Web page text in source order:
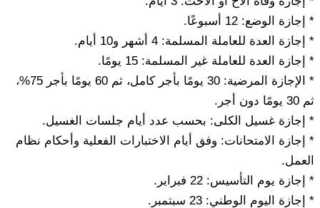
* إجازة الوضع: 12 أسبوعًا.
* إجازة العدة للعاملة المسلمة: 4 أشهر و10 أيام.
* إجازة العدة للعاملة غير المسلمة: 15 يومًا.
* الإجازة المرضية: 30 يومًا بأجر كامل، ثم 60 يومًا بأجر 75%،
ثم 30 يومًا دون أجر.
* إجازة غسيل الكلى: بحسب عدد أيام جلسات الغسيل.
* إجازة الامتحانات: وفق أيام الاختبارات الفعلية وأحكام نظام
العمل.
* إجازة يوم التأسيس: 22 فبراير.
* إجازة اليوم الوطني: 23 سبتمبر.